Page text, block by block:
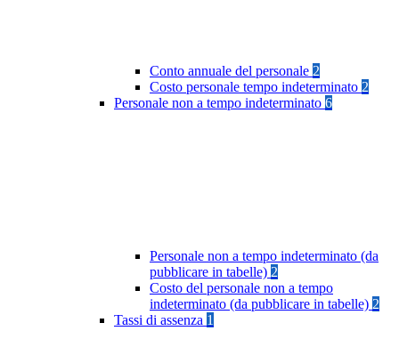
Conto annuale del personale 2
Costo personale tempo indeterminato 2
Personale non a tempo indeterminato 6
Personale non a tempo indeterminato (da
pubblicare in tabelle) 2
Costo del personale non a tempo
indeterminato (da pubblicare in tabelle) 2
Tassi di assenza 1